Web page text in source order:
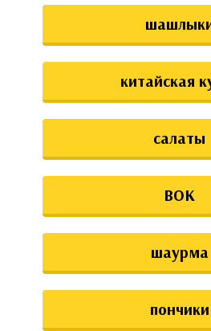
китайская
салаты
ВОК
шаурма
пончики